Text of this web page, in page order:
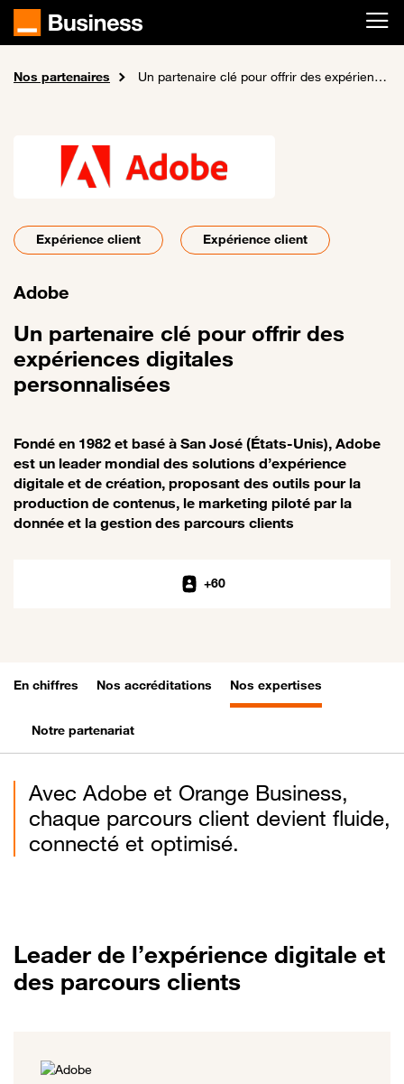
Passer au contenu principal
Accueil
A propos de nous
Nos partenaires Un partenaire clé pour offrir des expériences digitales personnalisées
Expérience client Expérience client
Adobe
Un partenaire clé pour offrir des
expériences digitales
personnalisées
Fondé en 1982 et basé à San José (États-Unis), Adobe
est un leader mondial des solutions d’expérience
digitale et de création, proposant des outils pour la
production de contenus, le marketing piloté par la
donnée et la gestion des parcours clients
+60
En chiffres Nos accréditations Nos expertises
Notre partenariat
Avec Adobe et Orange Business,
chaque parcours client devient fluide,
connecté et optimisé.
Leader de l’expérience digitale et
des parcours clients